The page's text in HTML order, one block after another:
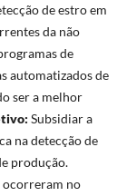
de estro em
da não
de
automatizados de
ser a melhor
Subsidiar a
na detecção de
produção.
ocorreram no